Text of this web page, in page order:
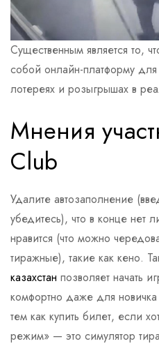
Существенным является то,
собой онлайн-платформу для
лотереях и розыгрышах в
Мнения
Club
Удалите автозаполнение
убедитесь), что в конце нет
нравится (что можно
тиражные), такие как кено.
казахстан позволяет начать
комфортно даже для
тем как купить билет, если
режим» — это симулятор